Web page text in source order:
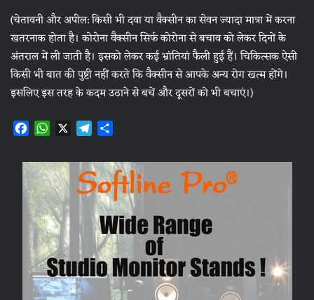
(चेतावनी और अपील: किसी भी दवा या वैक्सीन का सेवन ज्यादा मात्रा में करना
खतरनाक होता है। कोरोना वैक्सीन सिर्फ कोरोना से बचाव को लेकर दिनों के
अंतराल में ली जाती है। इसको लेकर कई भ्रांतियां फैली हुई हैं। चिकित्सक ऐसी
किसी भी बात की पुष्टी नहीं करते कि वैक्सीन से आपके अन्य रोग खत्म होंगे।
इसलिए इस तरह के कदम उठाने से बचें और दूसरों को भी बचाएं।)
F
c
e
b
o
o
k
W
a
t
s
A
p
p
X T
l
e
g
r
a
m
a
r
e